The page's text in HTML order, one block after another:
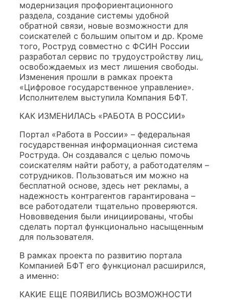
модернизация профориентационного
раздела, создание системы удобной
обратной связи, новые возможности для
соискателей с большим опытом и др. Кроме
того, Роструд совместно с ФСИН России
разработал сервис по трудоустройству лиц,
освобождаемых из мест лишения свободы.
Изменения прошли в рамках проекта
«Цифровое государственное управление».
Исполнителем выступила Компания БФТ.
КАК ИЗМЕНИЛАСЬ «РАБОТА В РОССИИ»
Портал «Работа в России» – федеральная
государственная информационная система
Роструда. Он создавался с целью помочь
соискателям найти работу, а работодателям –
сотрудников. Пользоваться им можно на
бесплатной основе, здесь нет рекламы, а
надежность контрагентов гарантирована –
все работодатели тщательно проверяются.
Нововведения были инициированы, чтобы
сделать портал функционально насыщенным
для пользователя.
В рамках проекта по развитию портала
Компанией БФТ его функционал расширился,
а именно:
КАКИЕ ЕЩЕ ПОЯВИЛИСЬ ВОЗМОЖНОСТИ